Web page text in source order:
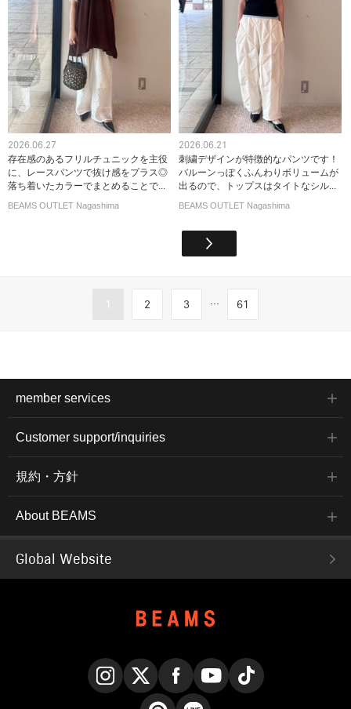
2026.06.27
存在感のあるフリルチュニックを主役
に、レースパンツで抜け感をプラス◎
落ち着いたカラーでまとめることで...
BEAMS OUTLET Nagashima
2026.06.21
刺繍デザインが特徴的なパンツです！
バルーンっぽくふんわりボリュームが
出るので、トップスはタイトなシル...
BEAMS OUTLET Nagashima
1 2 3 ... 61
member services
Customer support/inquiries
規約・方針
About BEAMS
Global Website